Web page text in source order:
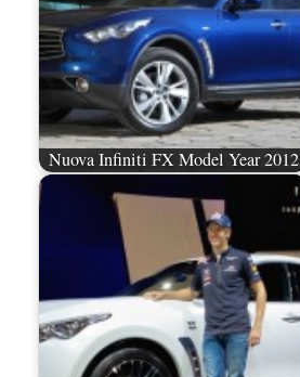
Nuova Infiniti FX Model Year 2012